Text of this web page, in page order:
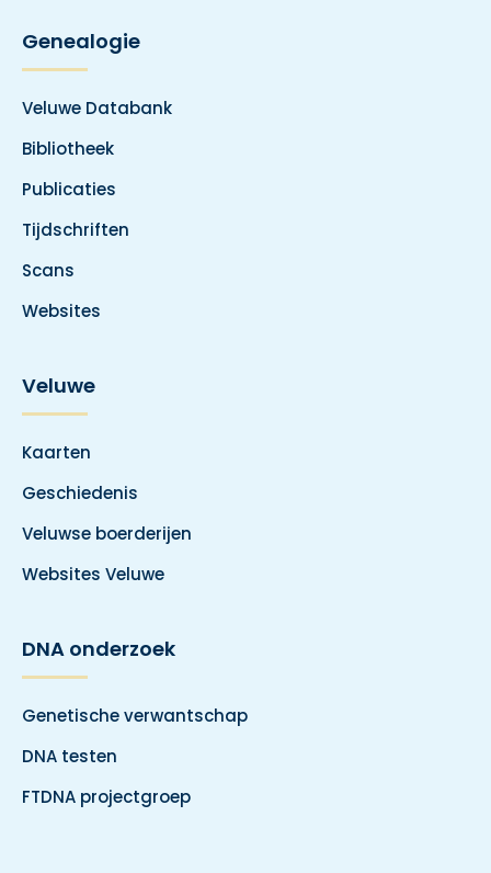
Genealogie
Veluwe Databank
Bibliotheek
Publicaties
Tijdschriften
Scans
Websites
Veluwe
Kaarten
Geschiedenis
Veluwse boerderijen
Websites Veluwe
DNA onderzoek
Genetische verwantschap
DNA testen
FTDNA projectgroep